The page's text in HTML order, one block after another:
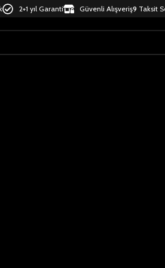
2+1 yıl Garanti Güvenli Alışveriş9 Taksit